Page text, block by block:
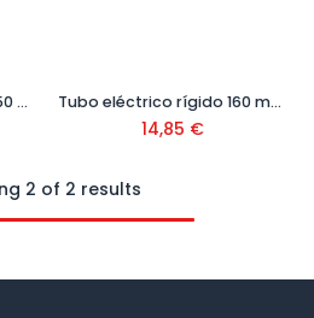
Rollo de Tubo Eléctrico 450 NW Tubo eléctrico rígido 160 mm de 6 mtrs
14,85 €
2 of 2 results